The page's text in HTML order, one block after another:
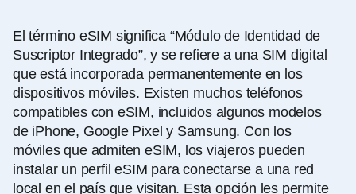
El término eSIM significa “Módulo de Identidad de
Suscriptor Integrado”, y se refiere a una SIM digital
que está incorporada permanentemente en los
dispositivos móviles. Existen muchos teléfonos
compatibles con eSIM, incluidos algunos modelos
de iPhone, Google Pixel y Samsung. Con los
móviles que admiten eSIM, los viajeros pueden
instalar un perfil eSIM para conectarse a una red
local en el país que visitan. Esta opción les permite